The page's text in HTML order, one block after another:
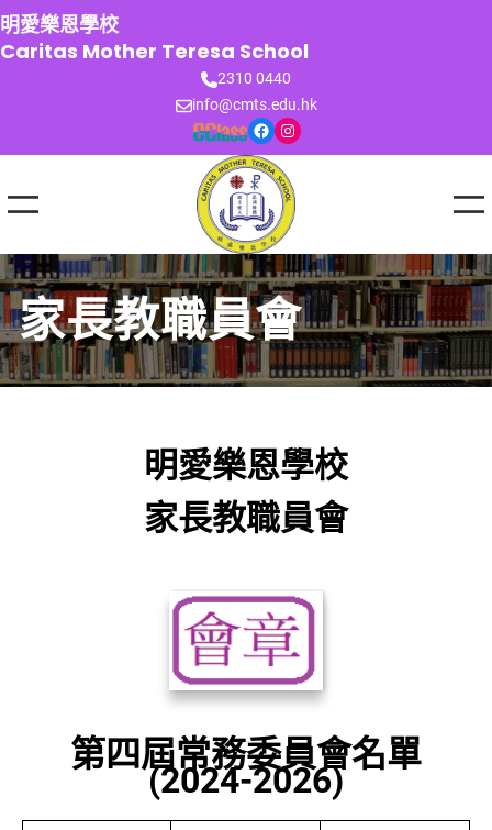
跳
至
主
明愛樂恩學校
Caritas Mother Teresa School
2310 0440
info@cmts.edu.hk
Facebook Instagram
家長教職員會
明愛樂恩學校
家長教職員會
第四屆常務委員會名單
(2024-2026)